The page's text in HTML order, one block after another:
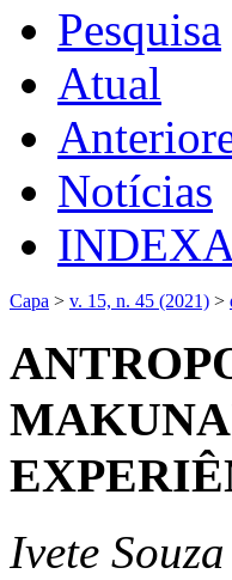
Pesquisa
Atual
Notícias
Capa > v. 15, n. 45 (2021) >
Ivete